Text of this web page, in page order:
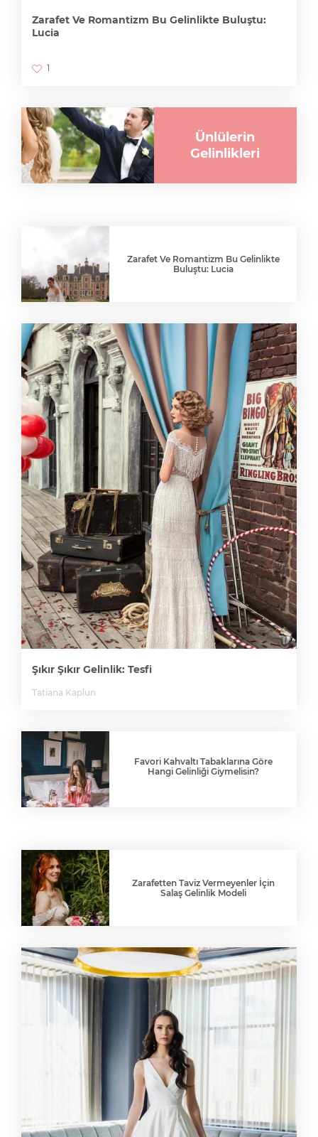
Zarafet Ve Romantizm Bu Gelinlikte Buluştu:
Lucia
1
Ünlülerin
Gelinlikleri
Zarafet Ve Romantizm Bu Gelinlikte
Buluştu: Lucia
Şıkır Şıkır Gelinlik: Tesfi
Tatiana Kaplun
Favori Kahvaltı Tabaklarına Göre
Hangi Gelinliği Giymelisin?
Zarafetten Taviz Vermeyenler İçin
Salaş Gelinlik Modeli